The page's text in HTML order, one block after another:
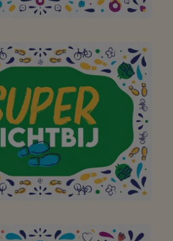
mijn favoriete
om elke dag
assortiment
lekkernijen aan
Bedankt!